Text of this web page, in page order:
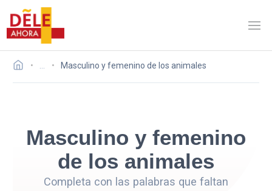
Masculino y femenino de los animales
Masculino y femenino
de los animales
Completa con las palabras que faltan